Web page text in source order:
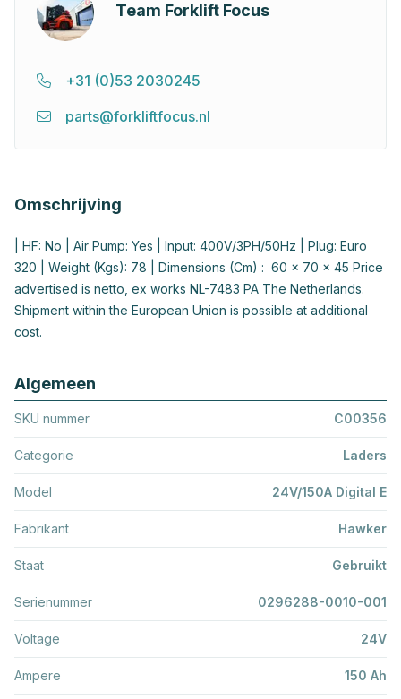
Team Forklift Focus
+31 (0)53 2030245
parts@forkliftfocus.nl
Omschrijving
| HF: No | Air Pump: Yes | Input: 400V/3PH/50Hz | Plug: Euro
320 | Weight (Kgs): 78 | Dimensions (Cm) : 60 x 70 x 45 Price
advertised is netto, ex works NL-7483 PA The Netherlands.
Shipment within the European Union is possible at additional
cost.
Algemeen
SKU nummer C00356
Categorie Laders
Model 24V/150A Digital E
Fabrikant Hawker
Staat Gebruikt
Serienummer 0296288-0010-001
Voltage 24V
Ampere 150 Ah